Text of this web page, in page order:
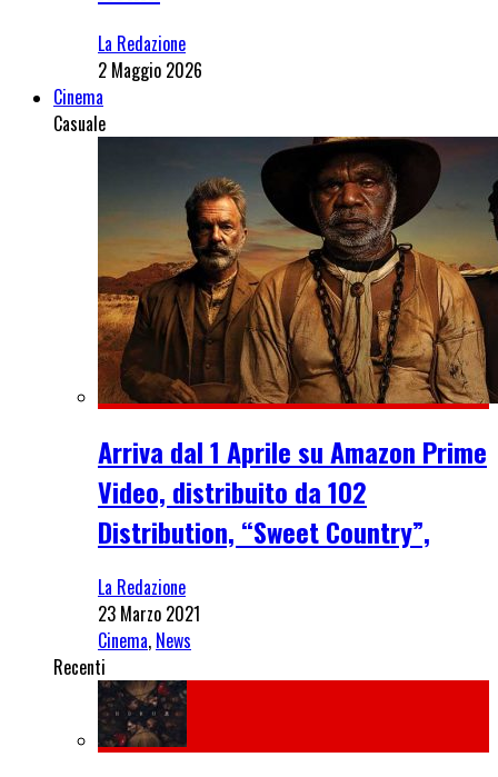
La Redazione
2 Maggio 2026
Cinema
Casuale
Arriva dal 1 Aprile su Amazon Prime
Video, distribuito da 102
Distribution, “Sweet Country”,
La Redazione
23 Marzo 2021
Cinema, News
Recenti